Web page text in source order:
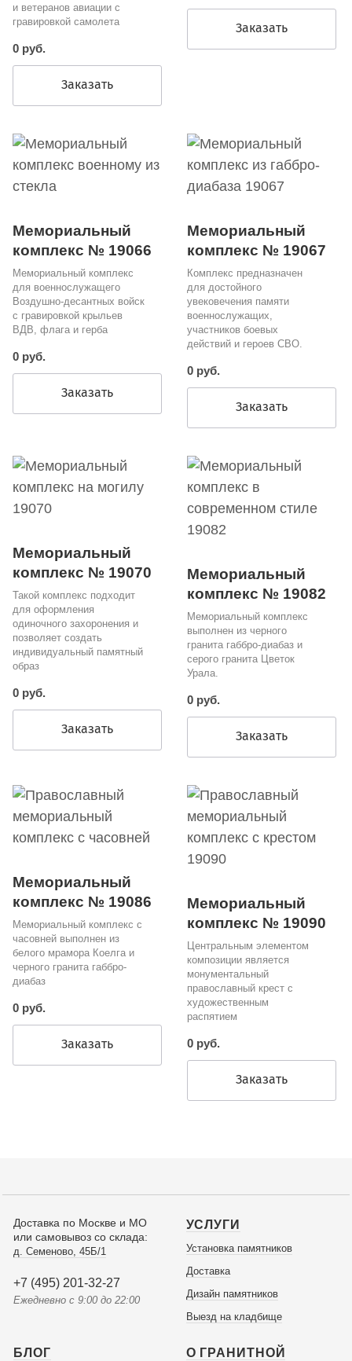
и ветеранов авиации с
гравировкой самолета
0 руб.
Заказать
Заказать
Мемориальный
комплекс № 19066
Мемориальный комплекс
для военнослужащего
Воздушно-десантных войск
с гравировкой крыльев
ВДВ, флага и герба
0 руб.
Заказать
Мемориальный
комплекс № 19067
Комплекс предназначен
для достойного
увековечения памяти
военнослужащих,
участников боевых
действий и героев СВО.
0 руб.
Заказать
Мемориальный
комплекс № 19070
Такой комплекс подходит
для оформления
одиночного захоронения и
позволяет создать
индивидуальный памятный
образ
0 руб.
Заказать
Мемориальный
комплекс № 19082
Мемориальный комплекс
выполнен из черного
гранита габбро-диабаз и
серого гранита Цветок
Урала.
0 руб.
Заказать
Мемориальный
комплекс № 19086
Мемориальный комплекс с
часовней выполнен из
белого мрамора Коелга и
черного гранита габбро-
диабаз
0 руб.
Заказать
Мемориальный
комплекс № 19090
Центральным элементом
композиции является
монументальный
православный крест с
художественным
распятием
0 руб.
Заказать
Доставка по Москве и МО
или самовывоз со склада:
д. Семеново, 45Б/1
+7 (495) 201-32-27
Ежедневно с 9:00 до 22:00
УСЛУГИ
Установка памятников
Доставка
Дизайн памятников
Выезд на кладбище
БЛОГ О ГРАНИТНОЙ